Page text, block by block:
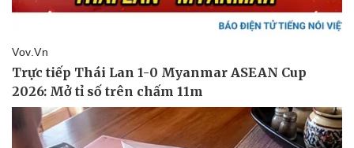
Lịch thi đấu bóng đá
Hậu trường
Xe máy
Tư vấn